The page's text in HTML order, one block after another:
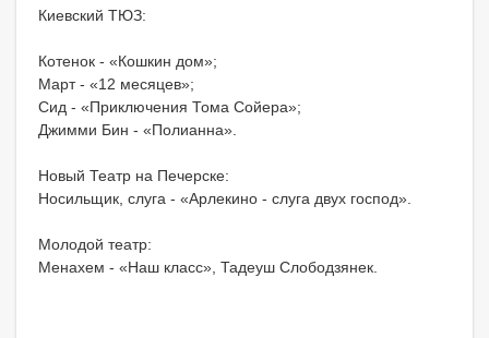
Киевский ТЮЗ:
Котенок - «Кошкин дом»;
Март - «12 месяцев»;
Сид - «Приключения Тома Сойера»;
Джимми Бин - «Полианна».
Новый Театр на Печерске:
Носильщик, слуга - «Арлекино - слуга двух господ».
Молодой театр:
Менахем - «Наш класс», Тадеуш Слободзянек.